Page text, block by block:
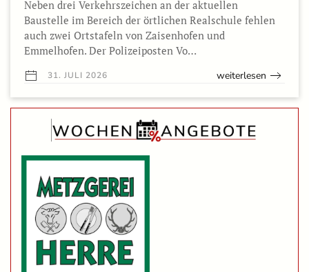
Neben drei Verkehrszeichen an der aktuellen
Baustelle im Bereich der örtlichen Realschule fehlen
auch zwei Ortstafeln von Zaisenhofen und
Emmelhofen. Der Polizeiposten Vo…
31. JULI 2026 weiterlesen